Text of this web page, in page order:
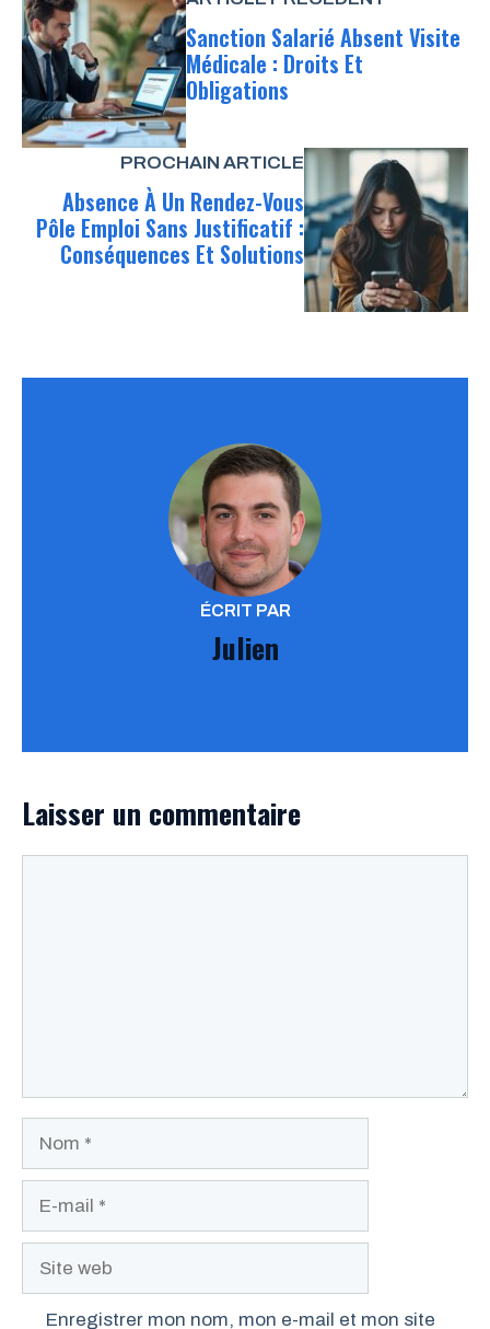
Sanction Salarié Absent Visite
Médicale : Droits Et
Obligations
PROCHAIN ARTICLE
Absence À Un Rendez-Vous
Pôle Emploi Sans Justificatif :
Conséquences Et Solutions
ÉCRIT PAR
Julien
Laisser un commentaire
Site
Enregistrer mon nom, mon e-mail et mon site